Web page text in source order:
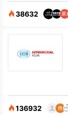
38632
136932